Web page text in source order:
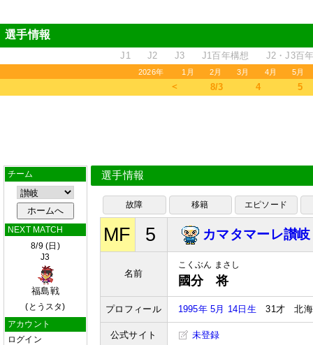
選手情報
J1 J2 J3 J1百年構想 J2・J3百
2026年 1月 2月 3月 4月 5月
＜ 8/3 4 5
チーム
NEXT MATCH
8/9 (日)
J3
福島戦
(とうスタ)
アカウント
ログイン
選手情報
故障 移籍 エピソード
MF 5 カマタマーレ讃岐
名前
こくぶん まさし
國分 将
プロフィール 1995年 5月 14日生 31才 北海
公式サイト 未登録